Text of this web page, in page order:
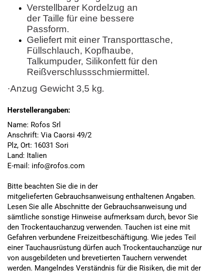
Verstellbarer Kordelzug an
der Taille für eine bessere
Passform.
Geliefert mit einer Transporttasche,
Füllschlauch, Kopfhaube,
Talkumpuder, Silikonfett für den
Reißverschlussschmiermittel.
·Anzug Gewicht 3,5 kg.
Herstellerangaben:
Name: Rofos Srl
Anschrift: Via Caorsi 49/2
Plz, Ort: 16031 Sori
Land: Italien
E-mail: info@rofos.com
Bitte beachten Sie die in der
mitgelieferten Gebrauchsanweisung enthaltenen Angaben.
Lesen Sie alle Abschnitte der Gebrauchsanweisung und
sämtliche sonstige Hinweise aufmerksam durch, bevor Sie
den Trockentauchanzug verwenden. Tauchen ist eine mit
Gefahren verbundene Freizeitbeschäftigung. Wie jedes Teil
einer Tauchausrüstung dürfen auch Trockentauchanzüge nur
von ausgebildeten und brevetierten Tauchern verwendet
werden. Mangelndes Verständnis für die Risiken, die mit der